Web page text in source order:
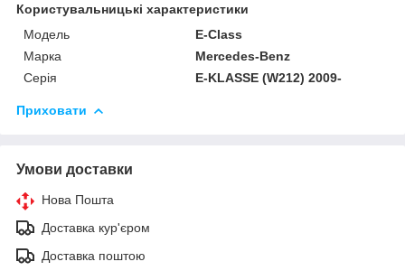
Користувальницькі характеристики
Модель
E-Class
Марка
Mercedes-Benz
Серія
E-KLASSE (W212) 2009-
Приховати
Умови доставки
Нова Пошта
Доставка кур'єром
Доставка поштою